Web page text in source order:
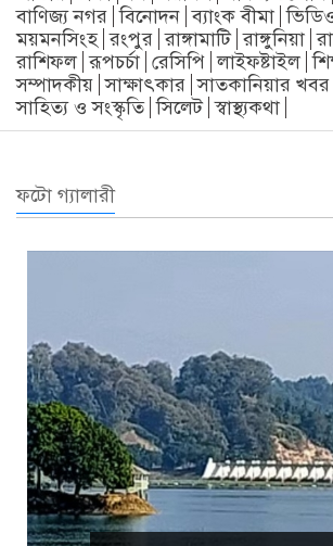
বাণিজ্য নগর বিনোদন ব্যাংক বীমা
ময়মনসিংহ রংপুর রাঙ্গামাটি রাঙ্গুনিয়া
রাশিফল রূপচর্চা রেসিপি লাইফষ্টাইল
সম্পাদকীয় সাক্ষাৎকার সাতকানিয়ার খবর
সাহিত্য ও সংস্কৃতি সিলেট স্বাস্থ্যকথা
ফটো গ্যালারী